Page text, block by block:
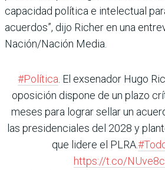
capacidad política e intelectual
acuerdos”, dijo Richer en una
Nación/Nación Media.
#Política . El exsenador Hugo
oposición dispone de un plazo
meses para lograr sellar un
las presidenciales del 2028 y
que lidere el PLRA.
https://t.co/